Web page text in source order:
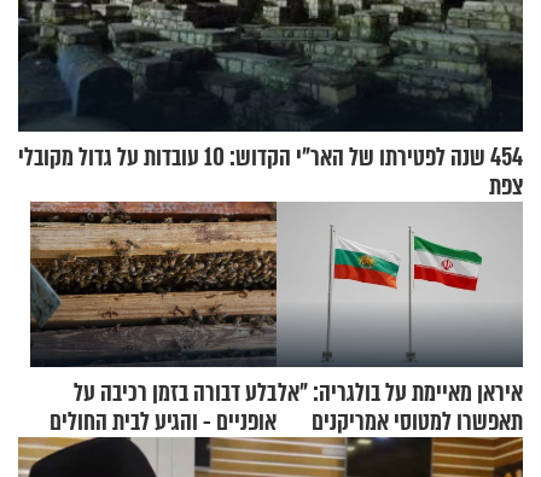
454 שנה לפטירתו של האר"י הקדוש: 10 עובדות על גדול מקובלי
צפת
איראן מאיימת על בולגריה: "אל
תאפשרו למטוסי אמריקנים
להמריא מהשטח שלכם"
בלע דבורה בזמן רכיבה על
אופניים - והגיע לבית החולים
במצב מסכן חיים